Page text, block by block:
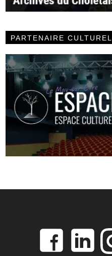
PARTENAIRE CULTUREL